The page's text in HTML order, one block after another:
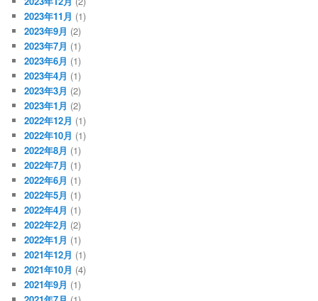
2023年11月 (1)
2023年9月 (2)
2023年7月 (1)
2023年6月 (1)
2023年4月 (1)
2023年3月 (2)
2023年1月 (2)
2022年12月 (1)
2022年10月 (1)
2022年8月 (1)
2022年7月 (1)
2022年6月 (1)
2022年5月 (1)
2022年4月 (1)
2022年2月 (2)
2022年1月 (1)
2021年12月 (1)
2021年10月 (4)
2021年9月 (1)